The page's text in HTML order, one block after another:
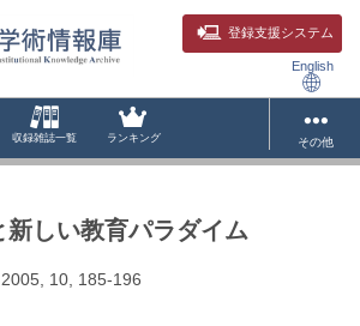
登録支援システム
English
収録雑誌一覧 ランキング その他
しい教育パラダイム
10, 185-196